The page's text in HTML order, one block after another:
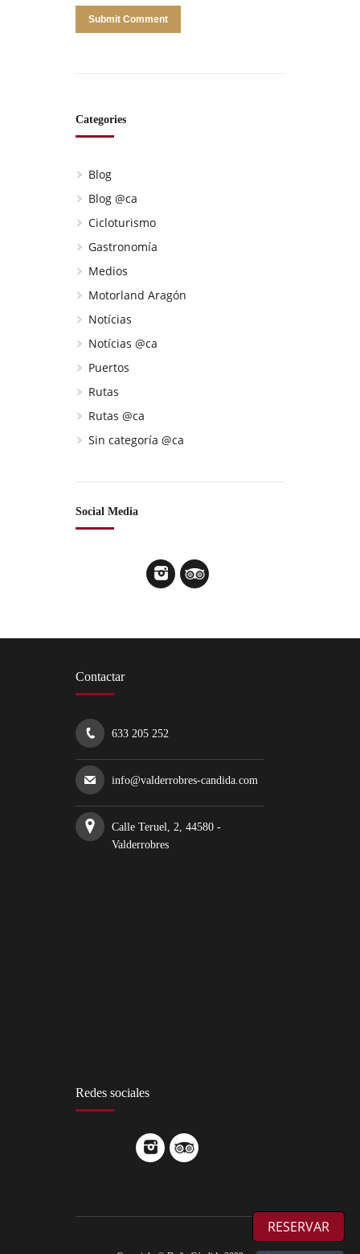
Categories
Blog
Blog @ca
Cicloturismo
Gastronomía
Medios
Motorland Aragón
Notícias
Notícias @ca
Puertos
Rutas
Rutas @ca
Sin categoría @ca
Social Media
Contactar
633 205 252
info@valderrobres-candida.com
Calle Teruel, 2, 44580 -
Valderrobres
Redes sociales
RESERVAR